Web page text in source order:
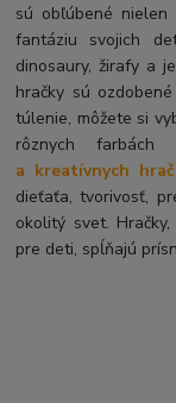
sú obľúbené
fantáziu svojich
dinosaury, žirafy a
hračky sú
túlenie, môžete si
rôznych
a kreatívnych
dieťaťa, tvorivosť,
okolitý svet.
pre deti, spĺňajú